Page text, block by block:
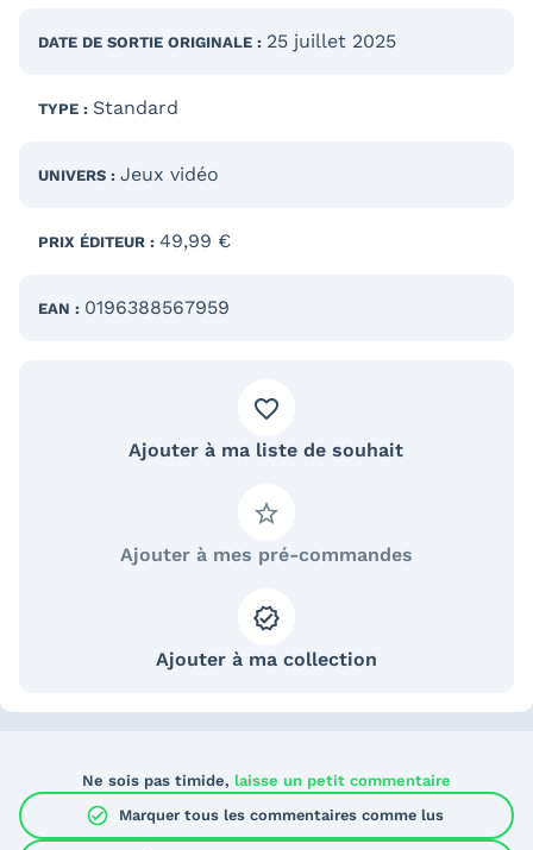
DATE DE SORTIE ORIGINALE : 25 juillet 2025
TYPE : Standard
UNIVERS : Jeux vidéo
PRIX ÉDITEUR : 49,99 €
EAN : 0196388567959
Ajouter à ma liste de souhait
Ajouter à mes pré-commandes
Ajouter à ma collection
Ne sois pas timide, laisse un petit commentaire
check_circle Marquer tous les commentaires comme lus